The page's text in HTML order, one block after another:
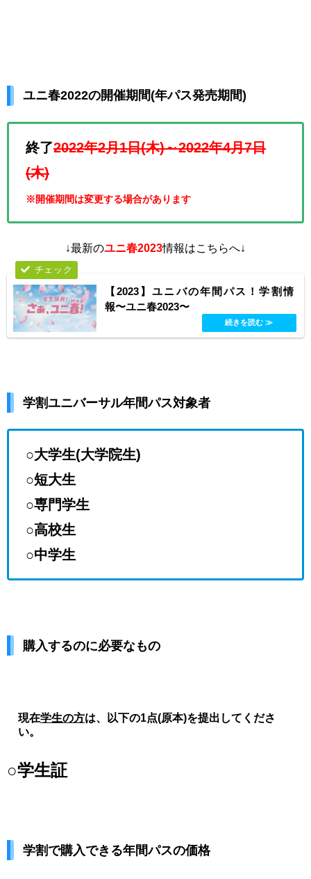
ユニ春2022の開催期間(年パス発売期間)
終了2022年2月1日(木)～2022年4月7日
(木)
※開催期間は変更する場合があります
↓最新のユニ春2023情報はこちらへ↓
【2023】ユニバの年間パス！学割情
報〜ユニ春2023〜
学割ユニバーサル年間パス対象者
○大学生(大学院生)
○短大生
○専門学生
○高校生
○中学生
購入するのに必要なもの
現在学生の方は、以下の1点(原本)を提出してくださ
い。
○学生証
学割で購入できる年間パスの価格